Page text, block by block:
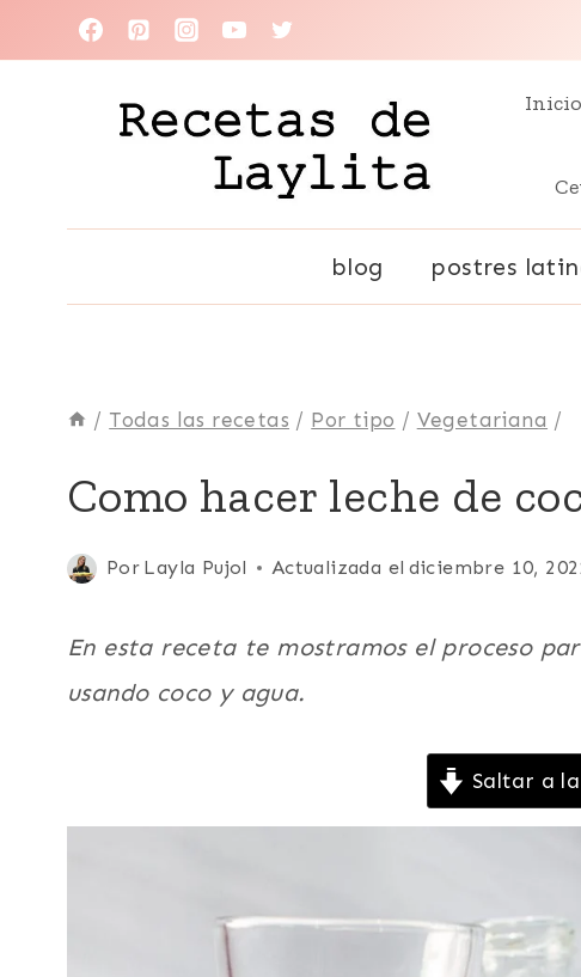
al
Inicio
blog postres
/ Todas las recetas / Por tipo / Vegetariana /
|
FÁCILES
|
VEGETARIANA
Como hacer leche de
Por Layla Pujol
Publicada
noviembre 30, 2021
Actualizada el diciembre 10,
En esta receta te mostramos el proceso
usando coco y agua.
Saltar a